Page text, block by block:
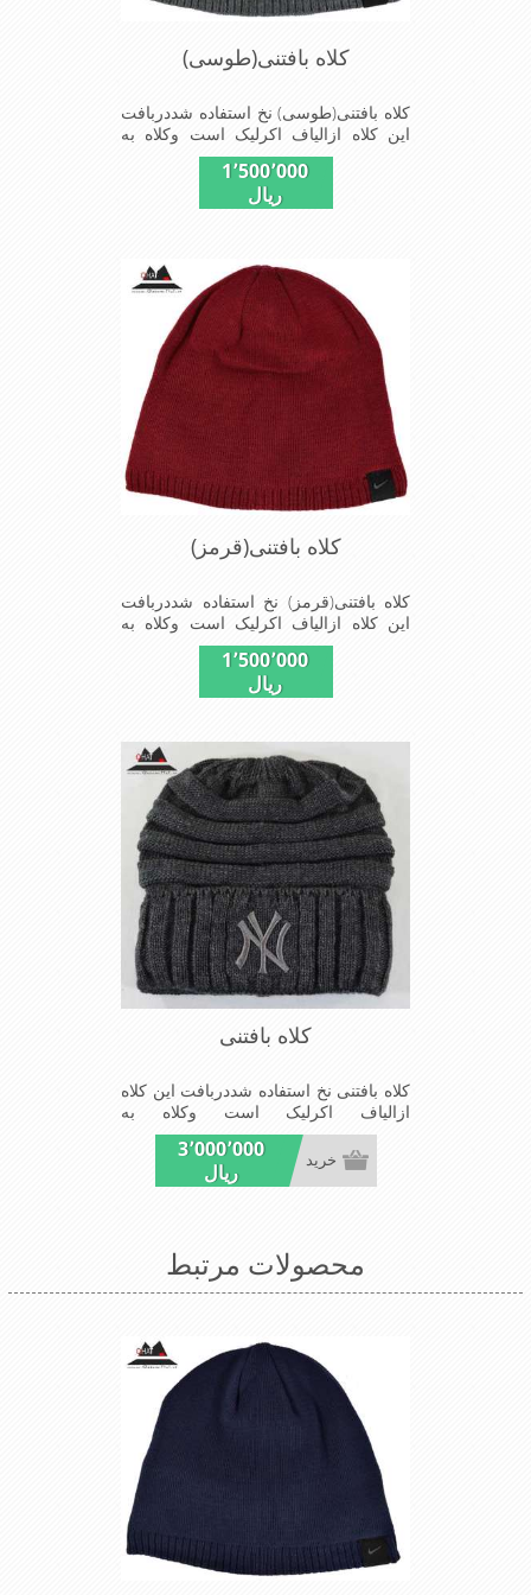
کلاه بافتنی(طوسی)
کلاه بافتنی(طوسی) نخ استفاده شددربافت
این کلاه ازالیاف اکرلیک است وکلاه به
خاطراستفاده ازدولایه بافت ضخامت
مناسبی درمقابل سرما رادارااست شیک
ومناسب افرادخوش پوش جنس
1٬500٬000
ریال
کلاه بافتنی(قرمز)
کلاه بافتنی(قرمز) نخ استفاده شددربافت
این کلاه ازالیاف اکرلیک است وکلاه به
خاطراستفاده ازدولایه بافت ضخامت
مناسبی درمقابل سرما رادارااست شیک
ومناسب افرادخوش پوش جنس
1٬500٬000
ریال
کلاه بافتنی
کلاه بافتنی نخ استفاده شددربافت این کلاه
ازالیاف اکرلیک است وکلاه به
خاطراستفاده ازدولایه بافت ضخامت
مناسبی درمقابل سرما رادارااست شیک
ومناسب افرادخوش پوش جنس
3٬000٬000
ریال
خرید
محصولات مرتبط